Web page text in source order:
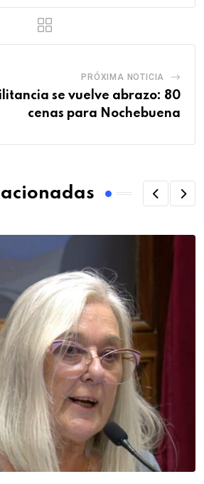
PRÓXIMA NOTICIA
se vuelve abrazo: 80
cenas para Nochebuena